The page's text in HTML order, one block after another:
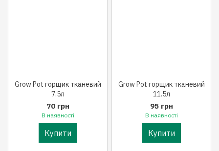
Grow Pot горщик тканевий
7.5л
70 грн
В наявності
Купити
Grow Pot горщик тканевий
11.5л
95 грн
В наявності
Купити